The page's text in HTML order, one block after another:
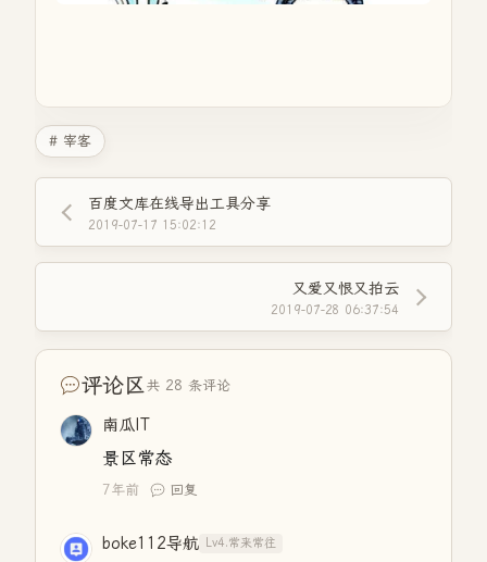
# 宰客
百度文库在线导出工具分享
2019-07-17 15:02:12
又爱又恨又拍云
2019-07-28 06:37:54
评论区共 28 条评论
南瓜IT
景区常态
7年前 回复
boke112导航 Lv4.常来常往